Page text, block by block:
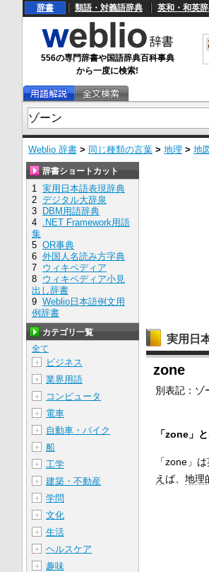
辞書 類語・対義語辞典 英和・和英
556の専門辞書や国語辞典百科事典
から一度に検索!
Weblio 辞書 > 同じ種類の言葉 > 地理 > 地
実用日
zone
別表記： ゾ
「zone」
「zone」
え ば、 地理
辞書ショートカット
1 実用日本語表現辞典
2 デジタル大辞泉
3
DBM用語辞典
4 .NET Framework用語
集
5 OR事典
6 外国人名読み方字典
7 ウィキペディア
8 ウィキペディア小見
出し辞書
9 Weblio日本語例文用
例辞書
カテゴリ一覧
全て
＋
ビジネス
＋ 業界用語
＋ コンピュータ
＋ 電車
＋ 自動車・バイク
＋ 船
＋ 工学
＋ 建築・不動産
＋ 学問
＋ 文化
＋ 生活
＋ ヘルスケア
＋ 趣味